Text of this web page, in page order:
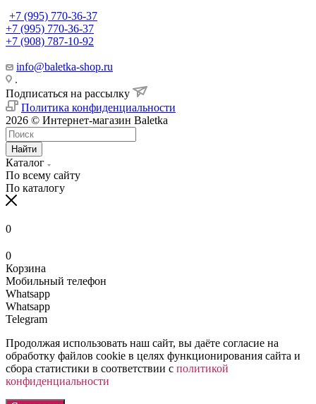
+7 (995) 770-36-37
+7 (995) 770-36-37
+7 (908) 787-10-92
info@baletka-shop.ru
.
Подписаться на рассылку
Политика конфиденциальности
2026 © Интернет-магазин Baletka
Найти
Каталог
По всему сайту
По каталогу
0
0
Корзина
Мобильный телефон
Whatsapp
Whatsapp
Telegram
Продолжая использовать наш сайт, вы даёте согласие на
обработку файлов cookie в целях функционирования сайта и
сбора статистики в соответствии с политикой
конфиденциальности